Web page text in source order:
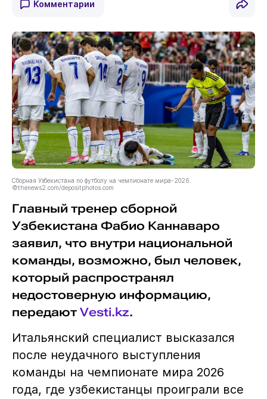
Комментарии
Сборная Узбекистана по футболу на чемпионате мира-2026.
©thenews2.com/depositphotos.com
Главный тренер сборной
Узбекистана Фабио Каннаваро
заявил, что внутри национальной
команды, возможно, был человек,
который распространял
недостоверную информацию,
передают Vesti.kz.
Итальянский специалист высказался
после неудачного выступления
команды на чемпионате мира 2026
года, где узбекистанцы проиграли все